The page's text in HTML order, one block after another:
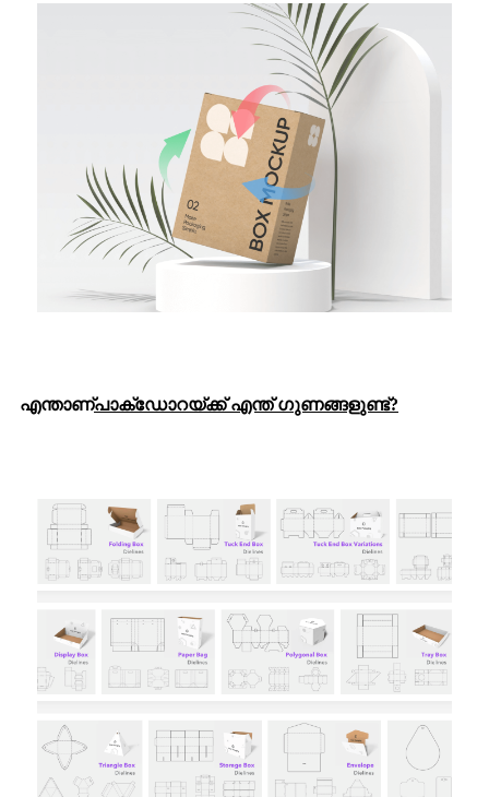
എന്താണ്പാക്ഡോറയ്ക്ക് എന്ത് ഗുണങ്ങളുണ്ട്?